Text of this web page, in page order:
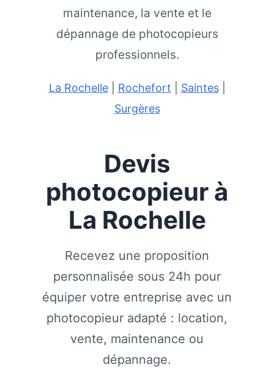
maintenance, la vente et le
dépannage de photocopieurs
professionnels.
La Rochelle| Rochefort Saintes|
Surgères
Devis
photocopieur à
La Rochelle
Recevez une proposition
personnalisée sous 24h pour
équiper votre entreprise avec un
photocopieur adapté : location,
vente, maintenance ou
dépannage.